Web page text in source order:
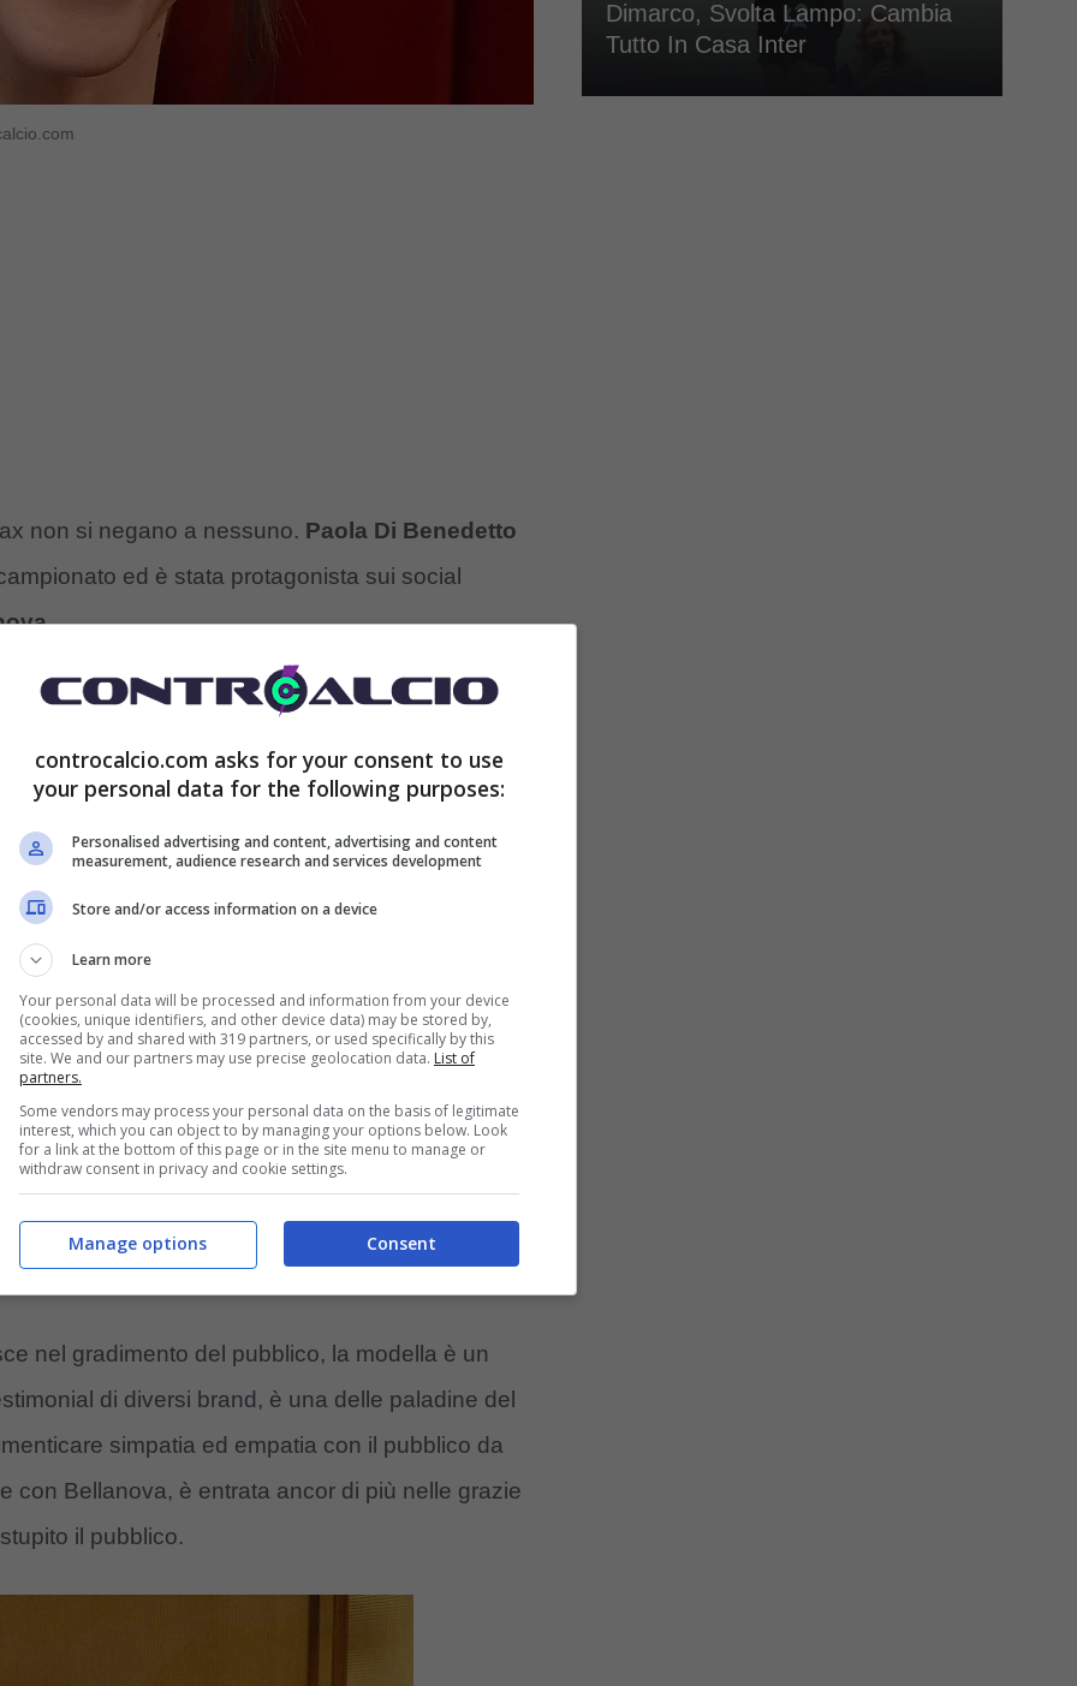
non si negano a nessuno. Paola Di Benedetto
ed è stata protagonista sui social
insieme in Gran Bretagna, girando a Londra per
e poi nei luoghi dove è stato girato Harry Potter.
da quando seguono la Di Benedetto, la felicità
che mostra la sua forma con grande
show
nel gradimento del pubblico, la modella è un
di diversi brand, è una delle paladine del
simpatia ed empatia con il pubblico da
con Bellanova, è entrata ancor di più nelle grazie
il pubblico.
Dimarco, Svolta Lampo: Cambia
Tutto In Casa Inter
controcalcio.com asks for your consent to use
your personal data for the following purposes:
Personalised advertising and content, advertising and content
measurement, audience research and services development
Store and/or access information on a device
Learn more
Your personal data will be processed and information from your device
(cookies, unique identifiers, and other device data) may be stored by,
accessed by and shared with 319 partners, or used specifically by this
site. We and our partners may use precise geolocation data. List of
partners.
Some vendors may process your personal data on the basis of legitimate
interest, which you can object to by managing your options below. Look
for a link at the bottom of this page or in the site menu to manage or
withdraw consent in privacy and cookie settings.
Consent
Manage options